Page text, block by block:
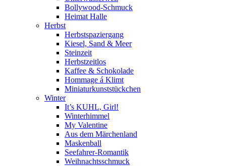
Bollywood-Schmuck
Heimat Halle
Herbst
Herbstspaziergang
Kiesel, Sand & Meer
Steinzeit
Herbstzeitlos
Kaffee & Schokolade
Hommage á Klimt
Miniaturkunststückchen
Winter
It’s KUHL, Girl!
Winterhimmel
My Valentine
Aus dem Märchenland
Maskenball
Seefahrer-Romantik
Weihnachtsschmuck